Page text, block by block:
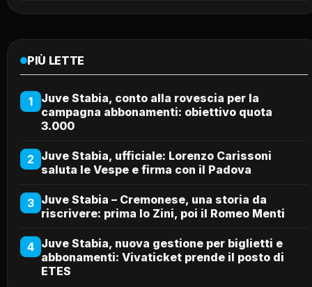
PIÙ LETTE
1
Juve Stabia, conto alla rovescia per la
campagna abbonamenti: obiettivo quota
3.000
2 Juve Stabia, ufficiale: Lorenzo Carissoni
saluta le Vespe e firma con il Padova
3 Juve Stabia – Cremonese, una storia da
riscrivere: prima lo Zini, poi il Romeo Menti
4 Juve Stabia, nuova gestione per biglietti e
abbonamenti: Vivaticket prende il posto di
ETES